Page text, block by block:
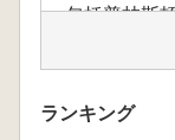
包括普林斯
帖》 (相传
作)、东京国
(米芾作) 等
中卷收录了
ランキング